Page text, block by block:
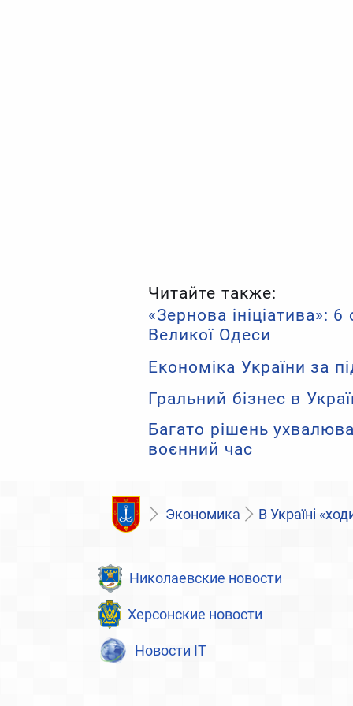
Читайте также:
«Зернова ініціатива»:
Великої Одеси
Економіка України за
Гральний бізнес в
Багато рішень
воєнний час
Экономика В Україні
Николаевские новости
Херсонские новости
Новости IT